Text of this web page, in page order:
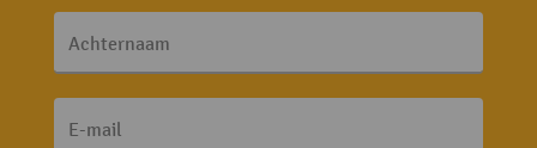
Achternaam
E-mail